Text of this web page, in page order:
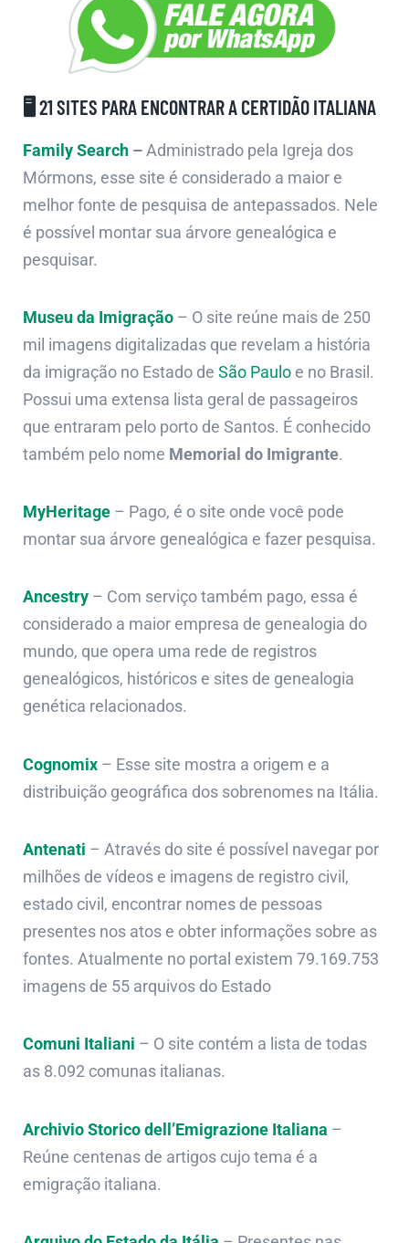
🖥️ 21 SITES PARA ENCONTRAR A CERTIDÃO ITALIANA
Family Search –Administrado pela Igreja dos
Mórmons, esse site é considerado a maior e
melhor fonte de pesquisa de antepassados. Nele
é possível montar sua árvore genealógica e
pesquisar.
Museu da Imigração – O site reúne mais de 250
mil imagens digitalizadas que revelam a história
da imigração no Estado de São Paulo e no Brasil.
Possui uma extensa lista geral de passageiros
que entraram pelo porto de Santos. É conhecido
também pelo nome Memorial do Imigrante.
MyHeritage – Pago, é o site onde você pode
montar sua árvore genealógica e fazer pesquisa.
Ancestry – Com serviço também pago, essa é
considerado a maior empresa de genealogia do
mundo, que opera uma rede de registros
genealógicos, históricos e sites de genealogia
genética relacionados.
Cognomix – Esse site mostra a origem e a
distribuição geográfica dos sobrenomes na Itália.
Antenati – Através do site é possível navegar por
milhões de vídeos e imagens de registro civil,
estado civil, encontrar nomes de pessoas
presentes nos atos e obter informações sobre as
fontes. Atualmente no portal existem 79.169.753
imagens de 55 arquivos do Estado
Comuni Italiani – O site contém a lista de todas
as 8.092 comunas italianas.
Archivio Storico dell’Emigrazione Italiana –
Reúne centenas de artigos cujo tema é a
emigração italiana.